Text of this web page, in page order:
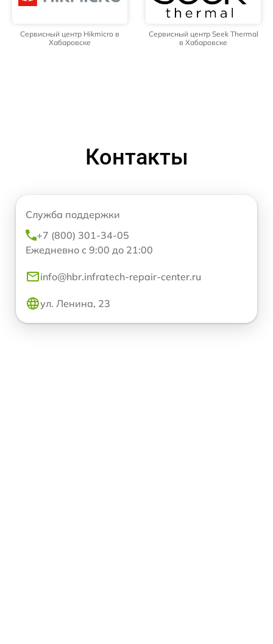
Сервисный центр Hikmicro в
Хабаровске
Сервисный центр Seek Thermal
в Хабаровске
Контакты
Служба поддержки
+7 (800) 301-34-05
Ежедневно с 9:00 до 21:00
info@hbr.infratech-repair-center.ru
ул. Ленина, 23